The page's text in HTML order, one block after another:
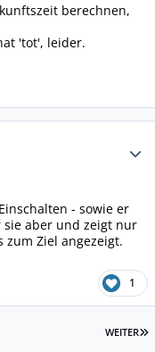
berechnen,
'tot', leider.
- sowie er
aber und zeigt nur
zum Ziel angezeigt.
1
WEITER